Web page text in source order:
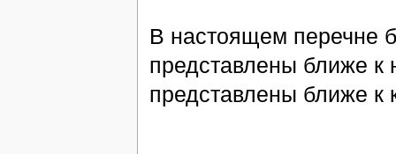
В настоящем перечне
представлены ближе к
представлены ближе к